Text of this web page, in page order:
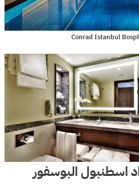
Conrad Istanbul
اسطنبول البوسفور